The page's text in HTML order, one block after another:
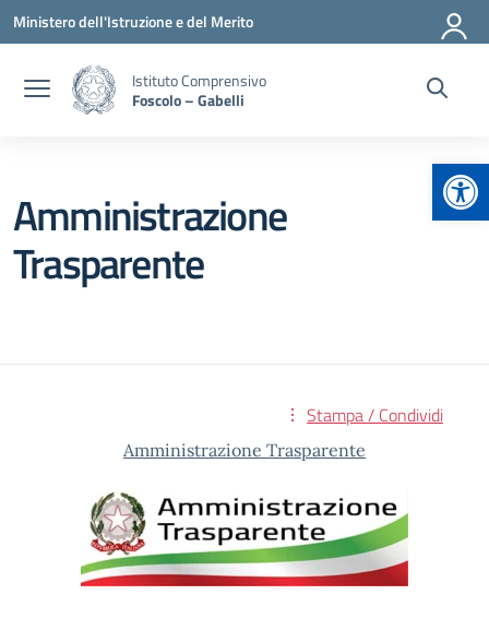
Vai ai contenuti
Vai al menu di navigazione
Vai al footer
Ministero dell'Istruzione e del Merito
Istituto Comprensivo
Foscolo – Gabelli
Amministrazione
Trasparente
Stampa / Condividi
Amministrazione Trasparente